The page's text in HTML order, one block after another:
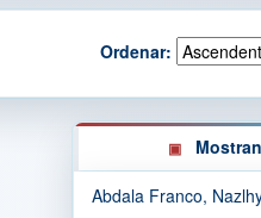
Ordenar:
Abdala Franco,